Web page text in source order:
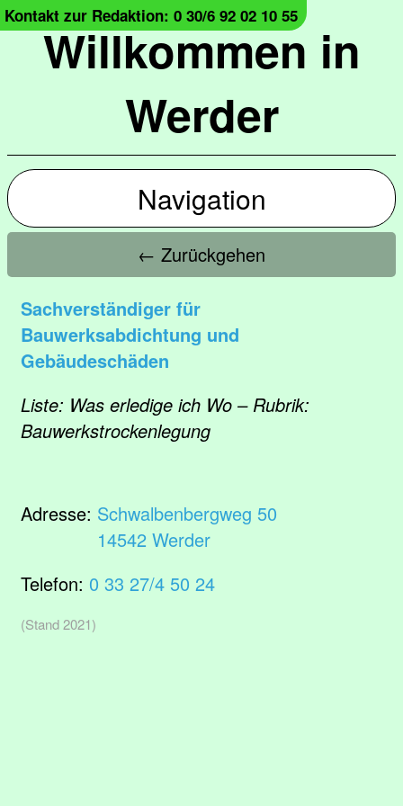
Willkommen in
Werder
Kontakt zur Redaktion: 0 30/6 92 02 10 55
Navigation
← Zurückgehen
Sachverständiger für
Bauwerksabdichtung und
Gebäudeschäden
Liste: Was erledige ich Wo – Rubrik:
Bauwerkstrockenlegung
Adresse: Schwalbenbergweg 50
14542 Werder
Telefon: 0 33 27/4 50 24
(Stand 2021)